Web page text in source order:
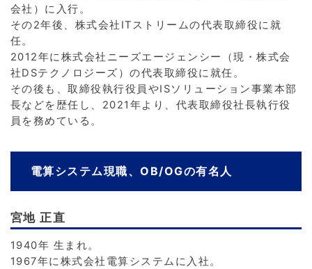
会社）に入行。
その2年後、株式会社ITストリームの代表取締役に就
任。
2012年に株式会社ニーズエージェンシー（現・株式会
社DSテクノロジーズ）の代表取締役に就任。
その後も、取締役執行役員やISソリューション事業本部
長などを歴任し、2021年より、代表取締役社長執行役
員を務めている。
電算システム現職、OB/OGの有名人
宮地 正直
1940年 生まれ。
1967年に株式会社電算システムに入社。